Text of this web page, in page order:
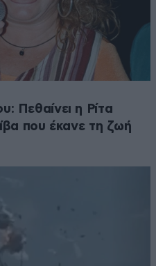
Πεθαίνει η Ρίτα
που έκανε τη ζωή